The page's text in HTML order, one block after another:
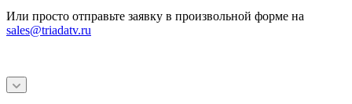
Или просто отправьте заявку в произвольной форме на
sales@triadatv.ru